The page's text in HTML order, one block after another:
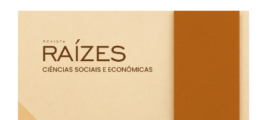
lateral
de
artigos